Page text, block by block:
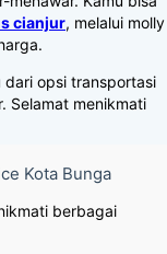
cianjur, melalui molly
dari opsi transportasi
Selamat menikmati
Kota Bunga
berbagai